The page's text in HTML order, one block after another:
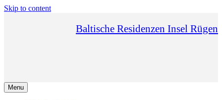
Skip to content
Baltische Residenzen Insel Rügen
Menu